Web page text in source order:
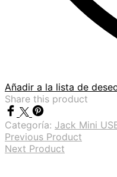
Añadir a la lista de
Share this product
Categoría: Jack Mini
Previous Product
Next Product